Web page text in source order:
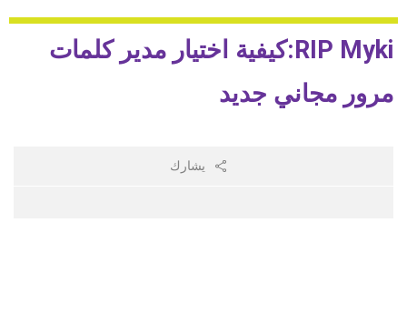
RIP Myki:كيفية اختيار مدير كلمات
مرور مجاني جديد
يشارك